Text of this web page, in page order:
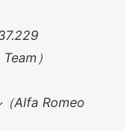
）
（Alfa Romeo